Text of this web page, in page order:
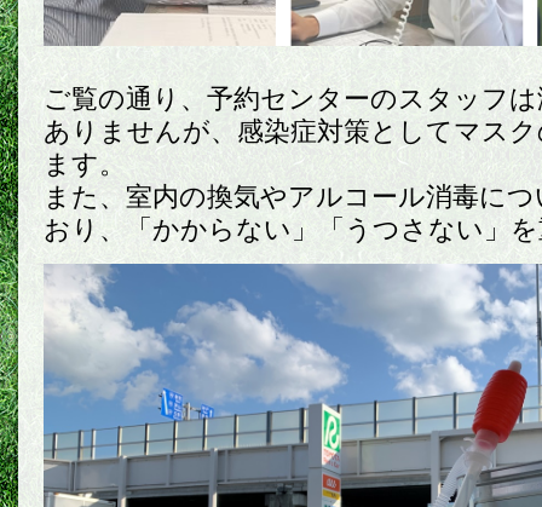
ご覧の通り、予約センターのスタッフ
ありませんが、感染症対策としてマス
ます。
また、室内の換気やアルコール消毒に
おり、「かからない」「うつさない」